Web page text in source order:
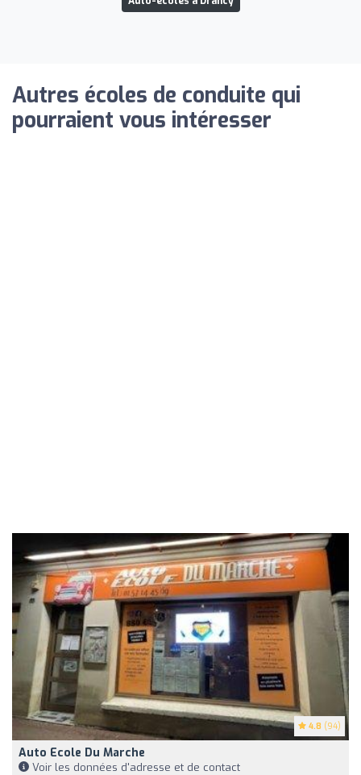
Autres écoles de conduite qui
pourraient vous intéresser
4.8 (94)
Auto Ecole Du Marche
Voir les données d'adresse et de contact